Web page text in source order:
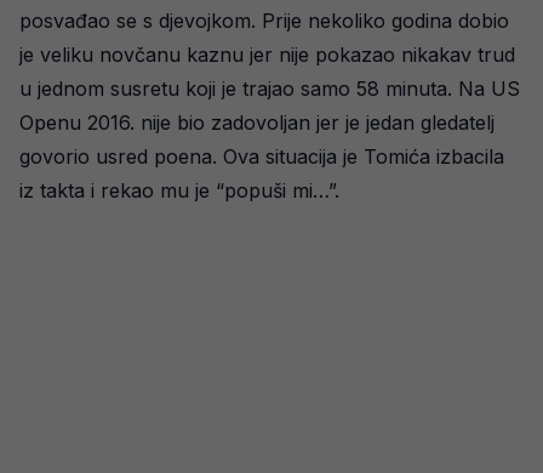
posvađao se s djevojkom. Prije nekoliko godina dobio
je veliku novčanu kaznu jer nije pokazao nikakav trud
u jednom susretu koji je trajao samo 58 minuta. Na US
Openu 2016. nije bio zadovoljan jer je jedan gledatelj
govorio usred poena. Ova situacija je Tomića izbacila
iz takta i rekao mu je “popuši mi…”.